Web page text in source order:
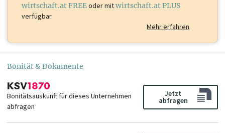
wirtschaft.at FREEoder mitwirtschaft.at PLUS
verfügbar.
Mehr erfahren
Bonität & Dokumente
Bonitätsauskunft für dieses Unternehmen
abfragen
Jetzt
abfragen